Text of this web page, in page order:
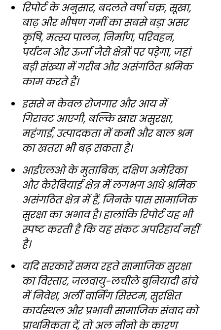
रिपोर्ट के अनुसार, बदलते वर्षा चक्र, सूखा,
बाढ़ और भीषण गर्मी का सबसे बड़ा असर
कृषि, मत्स्य पालन, निर्माण, परिवहन,
पर्यटन और ऊर्जा जैसे क्षेत्रों पर पड़ेगा, जहां
बड़ी संख्या में गरीब और असंगठित श्रमिक
काम करते हैं।
इससे न केवल रोजगार और आय में
गिरावट आएगी, बल्कि खाद्य असुरक्षा,
महंगाई, उत्पादकता में कमी और बाल श्रम
का खतरा भी बढ़ सकता है।
आईएलओ के मुताबिक, दक्षिण अमेरिका
और कैरेबियाई क्षेत्र में लगभग आधे श्रमिक
असंगठित क्षेत्र में हैं, जिनके पास सामाजिक
सुरक्षा का अभाव है। हालांकि रिपोर्ट यह भी
स्पष्ट करती है कि यह संकट अपरिहार्य नहीं
है।
यदि सरकारें समय रहते सामाजिक सुरक्षा
का विस्तार, जलवायु-लचीले बुनियादी ढांचे
में निवेश, अर्ली वार्निंग सिस्टम, सुरक्षित
कार्यस्थल और प्रभावी सामाजिक संवाद को
प्राथमिकता दें, तो अल नीनो के कारण